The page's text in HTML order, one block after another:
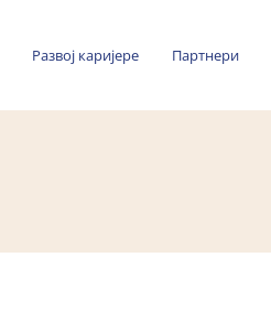
Развој каријере Партнери